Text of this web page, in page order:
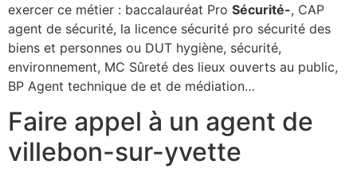
exercer ce métier : baccalauréat Pro Sécurité-, CAP
agent de sécurité, la licence sécurité pro sécurité des
biens et personnes ou DUT hygiène, sécurité,
environnement, MC Sûreté des lieux ouverts au public,
BP Agent technique de et de médiation…
Faire appel à un agent de
villebon-sur-yvette